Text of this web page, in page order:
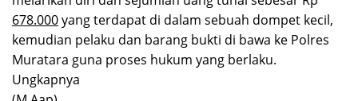
678.000yang terdapat di dalam sebuah dompet kecil,
kemudian pelaku dan barang bukti di bawa ke Polres
Muratara guna proses hukum yang berlaku.
Ungkapnya